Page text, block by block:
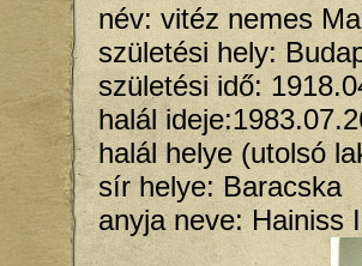
név: vitéz nemes
születési hely:
születési idő:
halál
halál helye (utolsó
sír helye: Baracska
anyja neve: Hainiss